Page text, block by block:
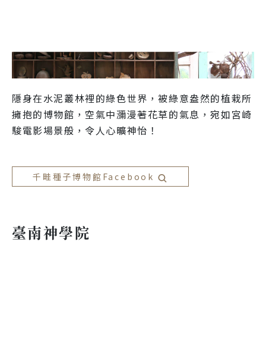
隱身在水泥叢林裡的綠色世界，被綠意盎然的植栽所
擁抱的博物館，空氣中瀰漫著花草的氣息，宛如宮崎
駿電影場景般，令人心曠神怡！
千畦種子博物館Facebook
臺南神學院